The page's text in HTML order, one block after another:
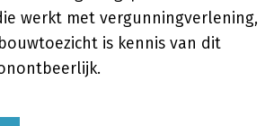
werkt met vergunningverlening,
is kennis van dit